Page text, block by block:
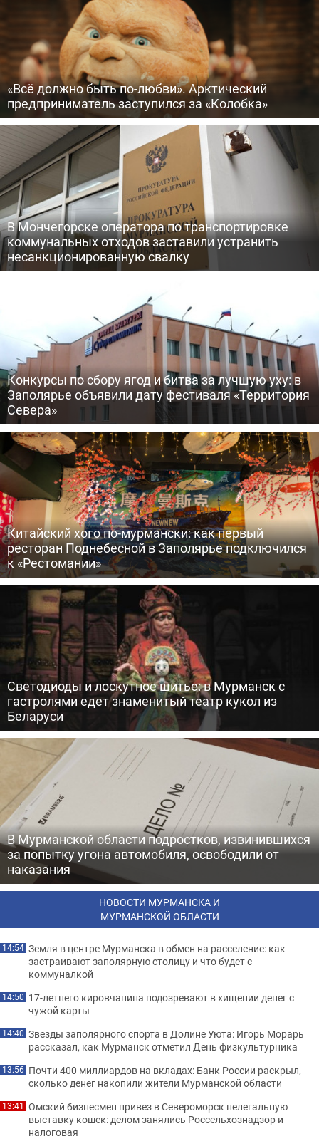
«Всё должно быть по-любви». Арктический
предприниматель заступился за «Колобка»
В Мончегорске оператора по транспортировке
коммунальных отходов заставили устранить
несанкционированную свалку
Конкурсы по сбору ягод и битва за лучшую уху: в
Заполярье объявили дату фестиваля «Территория
Севера»
Китайский хого по-мурмански: как первый
ресторан Поднебесной в Заполярье подключился
к «Рестомании»
Светодиоды и лоскутное шитье: в Мурманск с
гастролями едет знаменитый театр кукол из
Беларуси
В Мурманской области подростков, извинившихся
за попытку угона автомобиля, освободили от
наказания
НОВОСТИ МУРМАНСКА И
МУРМАНСКОЙ ОБЛАСТИ
14:54 Земля в центре Мурманска в обмен на расселение: как
застраивают заполярную столицу и что будет с
коммуналкой
14:50 17-летнего кировчанина подозревают в хищении денег с
чужой карты
14:40 Звезды заполярного спорта в Долине Уюта: Игорь Морарь
рассказал, как Мурманск отметил День физкультурника
13:56 Почти 400 миллиардов на вкладах: Банк России раскрыл,
сколько денег накопили жители Мурманской области
13:41 Омский бизнесмен привез в Североморск нелегальную
выставку кошек: делом занялись Россельхознадзор и
налоговая